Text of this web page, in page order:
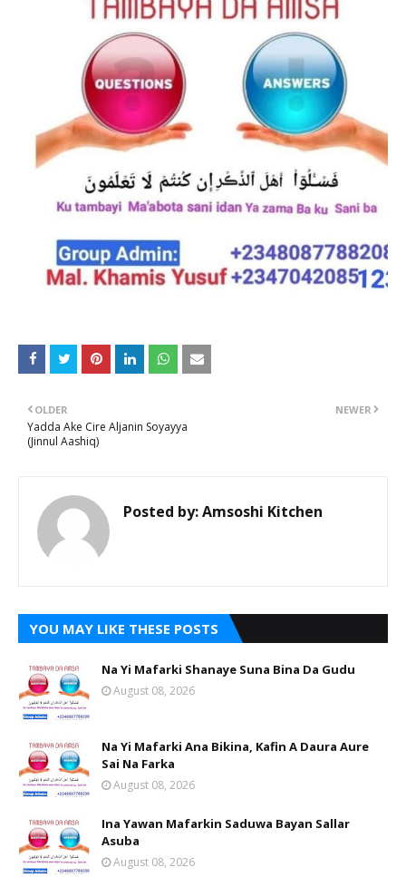
NEWER
OLDER
Yadda Ake Cire Aljanin Soyayya
(Jinnul Aashiq)
Posted by:Amsoshi Kitchen
YOU MAY LIKE THESE POSTS
Na Yi Mafarki Shanaye Suna Bina Da Gudu
August 08, 2026
Na Yi Mafarki Ana Bikina, Kafin A Daura Aure
Sai Na Farka
August 08, 2026
Ina Yawan Mafarkin Saduwa Bayan Sallar
Asuba
August 08, 2026